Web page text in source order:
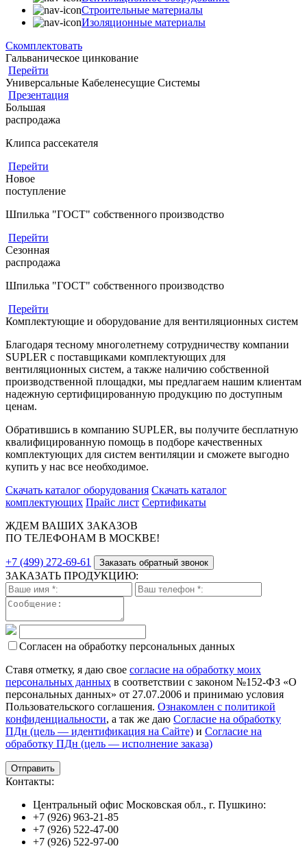
Строительные материалы
Изоляционные материалы
Скомплектовать
Гальваническое цинкование
Перейти
Универсальные Кабеленесущие Системы
Презентация
Большая
распродажа
Клипса рассекателя
Перейти
Новое
поступление
Шпилька "ГОСТ" собственного производство
Перейти
Сезонная
распродажа
Шпилька "ГОСТ" собственного производство
Перейти
Комплектующие и оборудование для вентиляционных систем
Благодаря тесному многолетнему сотрудничеству компании
SUPLER с поставщиками комплектующих для
вентиляционных систем, а также наличию собственной
производственной площадки, мы предлагаем нашим клиентам
надежную сертифицированную продукцию по доступным
ценам.
Обратившись в компанию SUPLER, вы получите бесплатную
квалифицированную помощь в подборе качественных
комплектующих для систем вентиляции и сможете выгодно
купить у нас все необходимое.
Скачать каталог оборудования Скачать каталог
комплектующих Прайс лист Сертификаты
ЖДЕМ ВАШИХ ЗАКАЗОВ
ПО ТЕЛЕФОНАМ В МОСКВЕ!
+7 (499) 272-69-61 Заказать обратный звонок
ЗАКАЗАТЬ ПРОДУКЦИЮ:
Согласен на обработку персональных данных
Ставя отметку, я даю свое согласие на обработку моих
персональных данных в соответствии с законом №152-ФЗ «О
персональных данных» от 27.07.2006 и принимаю условия
Пользовательского соглашения. Ознакомлен с политикой
конфиденциальности, а так же даю Согласие на обработку
ПДн (цель — идентификация на Сайте) и Согласие на
обработку ПДн (цель — исполнение заказа)
Контакты:
Центральный офис Московская обл., г. Пушкино:
+7 (926) 963-21-85
+7 (926) 522-47-00
+7 (926) 522-97-00